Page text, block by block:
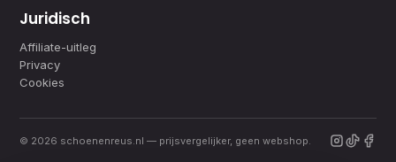
Juridisch
Affiliate-uitleg
Privacy
Cookies
© 2026 schoenenreus.nl — prijsvergelijker, geen webshop.